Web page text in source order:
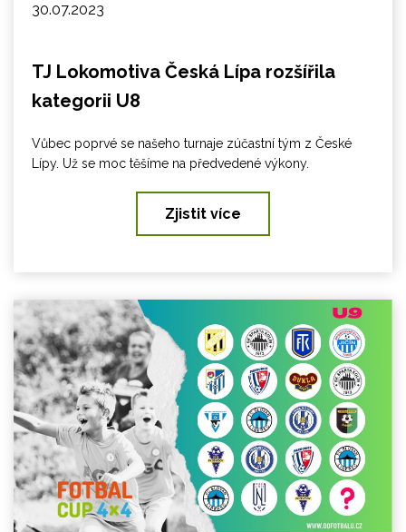
30.07.2023
TJ Lokomotiva Česká Lípa rozšířila
kategorii U8
Vůbec poprvé se našeho turnaje zúčastní tým z České
Lípy. Už se moc těšíme na předvedené výkony.
Zjistit více